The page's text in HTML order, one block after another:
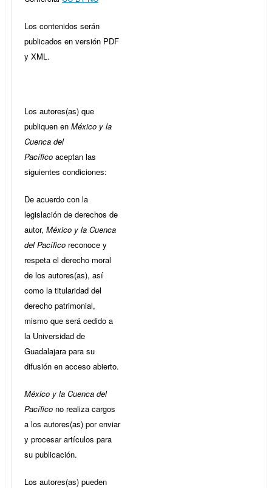
Los contenidos serán
publicados en versión PDF
y XML.
Los autores(as) que
publiquen en México y la
Cuenca del
Pacífico aceptan las
siguientes condiciones:
De acuerdo con la
legislación de derechos de
autor, México y la Cuenca
del Pacífico reconoce y
respeta el derecho moral
de los autores(as), así
como la titularidad del
derecho patrimonial,
mismo que será cedido a
la Universidad de
Guadalajara para su
difusión en acceso abierto.
México y la Cuenca del
Pacífico no realiza cargos
a los autores(as) por enviar
y procesar artículos para
su publicación.
Los autores(as) pueden